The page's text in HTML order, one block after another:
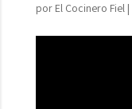
por El Cocinero Fiel|